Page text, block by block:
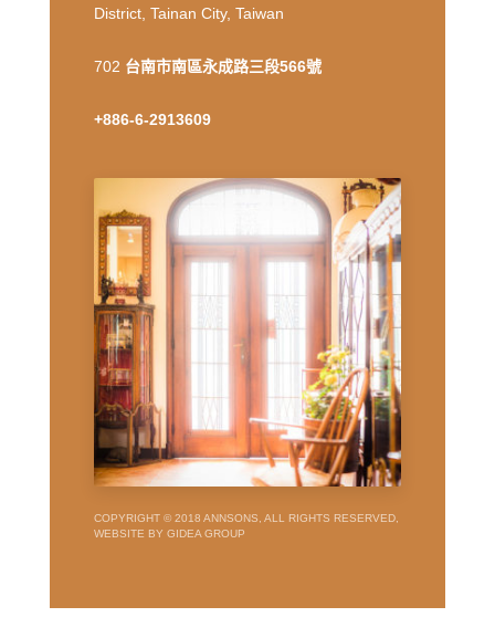
District, Tainan City, Taiwan
702 台南市南區永成路三段566號
+886-6-2913609
COPYRIGHT © 2018 ANNSONS, ALL RIGHTS RESERVED,
WEBSITE BY GIDEA GROUP